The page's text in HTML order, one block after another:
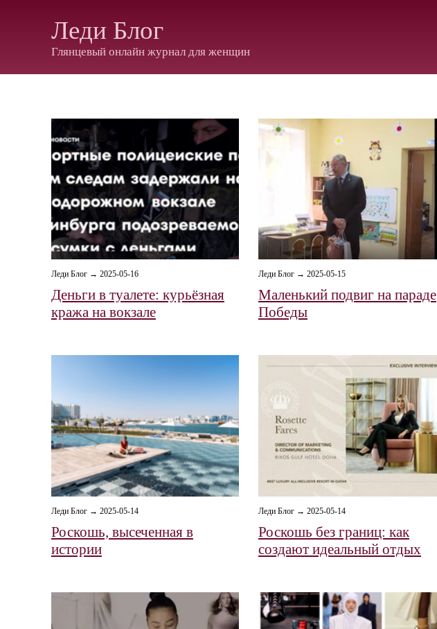
Леди Блог
Глянцевый онлайн журнал для женщин
Леди Блог → 2025-05-16
Деньги в туалете: курьёзная
кража на вокзале
Леди Блог → 2025-05-15
Маленький подвиг на параде
Победы
Леди Блог → 2025-05-14
Роскошь, высеченная в
истории
Леди Блог → 2025-05-14
Роскошь без границ: как
создают идеальный отдых